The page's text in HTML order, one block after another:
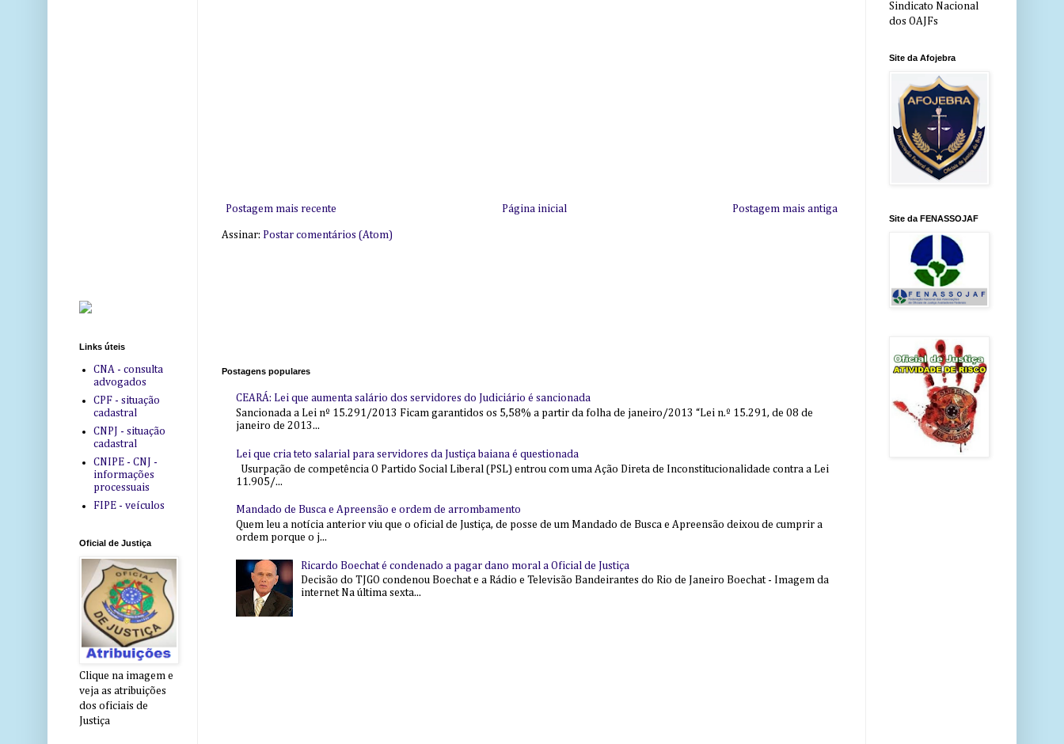
Postagem mais recente Postagem mais antiga
Página inicial
Assinar: Postar comentários (Atom)
Postagens populares
CEARÁ: Lei que aumenta salário dos servidores do Judiciário é sancionada
Sancionada a Lei nº 15.291/2013 Ficam garantidos os 5,58% a partir da folha de janeiro/2013 “Lei n.º 15.291, de 08 de
janeiro de 2013...
Lei que cria teto salarial para servidores da Justiça baiana é questionada
Usurpação de competência O Partido Social Liberal (PSL) entrou com uma Ação Direta de Inconstitucionalidade contra a Lei
11.905/...
Mandado de Busca e Apreensão e ordem de arrombamento
Quem leu a notícia anterior viu que o oficial de Justiça, de posse de um Mandado de Busca e Apreensão deixou de cumprir a
ordem porque o j...
Ricardo Boechat é condenado a pagar dano moral a Oficial de Justiça
Decisão do TJGO condenou Boechat e a Rádio e Televisão Bandeirantes do Rio de Janeiro Boechat - Imagem da
internet Na última sexta...
Links úteis
CNA - consulta
advogados
CPF - situação
cadastral
CNPJ - situação
cadastral
CNIPE - CNJ -
informações
processuais
FIPE - veículos
Oficial de Justiça
Clique na imagem e
veja as atribuições
dos oficiais de
Justiça
Sindicato Nacional
dos OAJFs
Site da Afojebra
Site da FENASSOJAF